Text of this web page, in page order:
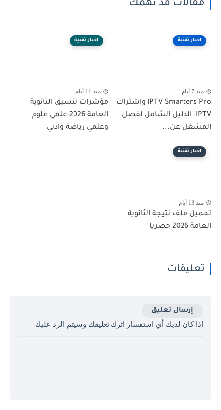
مقالات قد تهمك
اخبار تقنية
منذ 7 أيام
IPTV Smarters Pro واشتراك
IPTV: الدليل الشامل لفصل
المشغل عن...
اخبار تقنية
منذ 11 أيام
مؤشرات تنسيق الثانوية
العامة 2026 علمي علوم
وعلمي رياضة وادبي
اخبار تقنية
منذ 13 أيام
تحميل ملف نتيجة الثانوية
العامة 2026 حصريا
تعليقات
إرسال تعليق
إذا كان لديك أي استفسار اترك تعليقك وسيتم الرد عليك